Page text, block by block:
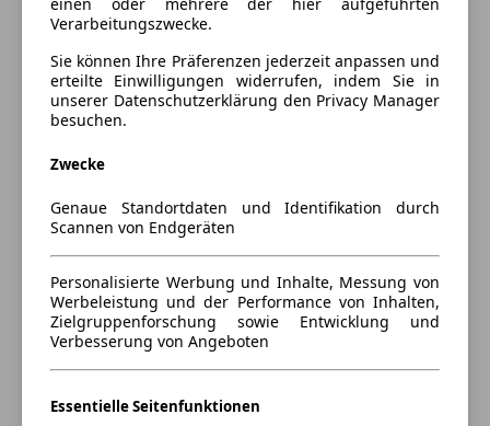
Verarbeitungszwecke.
Sie können Ihre Präferenzen jederzeit anpassen und
erteilte Einwilligungen widerrufen, indem Sie in
unserer Datenschutzerklärung den Privacy Manager
besuchen.
Zwecke
Genaue Standortdaten und Identifikation durch
Scannen von Endgeräten
Personalisierte Werbung und Inhalte, Messung von
Werbeleistung und der Performance von Inhalten,
Zielgruppenforschung sowie Entwicklung und
Verbesserung von Angeboten
Essentielle Seitenfunktionen